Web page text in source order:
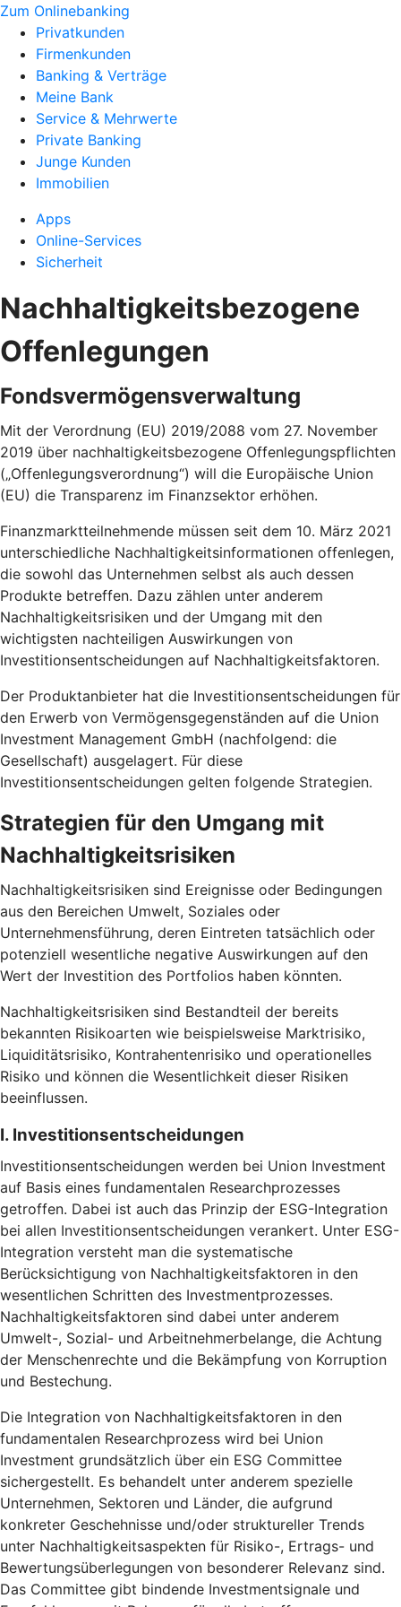
Zum Onlinebanking
Privatkunden
Firmenkunden
Banking & Verträge
Meine Bank
Service & Mehrwerte
Private Banking
Junge Kunden
Immobilien
Apps
Online-Services
Sicherheit
Nachhaltigkeitsbezogene
Offenlegungen
Fondsvermögensverwaltung
Mit der Verordnung (EU) 2019/2088 vom 27. November
2019 über nachhaltigkeitsbezogene Offenlegungspflichten
(„Offenlegungsverordnung“) will die Europäische Union
(EU) die Transparenz im Finanzsektor erhöhen.
Finanzmarktteilnehmende müssen seit dem 10. März 2021
unterschiedliche Nachhaltigkeitsinformationen offenlegen,
die sowohl das Unternehmen selbst als auch dessen
Produkte betreffen. Dazu zählen unter anderem
Nachhaltigkeitsrisiken und der Umgang mit den
wichtigsten nachteiligen Auswirkungen von
Investitionsentscheidungen auf Nachhaltigkeitsfaktoren.
Der Produktanbieter hat die Investitionsentscheidungen für
den Erwerb von Vermögensgegenständen auf die Union
Investment Management GmbH (nachfolgend: die
Gesellschaft) ausgelagert. Für diese
Investitionsentscheidungen gelten folgende Strategien.
Strategien für den Umgang mit
Nachhaltigkeitsrisiken
Nachhaltigkeitsrisiken sind Ereignisse oder Bedingungen
aus den Bereichen Umwelt, Soziales oder
Unternehmensführung, deren Eintreten tatsächlich oder
potenziell wesentliche negative Auswirkungen auf den
Wert der Investition des Portfolios haben könnten.
Nachhaltigkeitsrisiken sind Bestandteil der bereits
bekannten Risikoarten wie beispielsweise Marktrisiko,
Liquiditätsrisiko, Kontrahentenrisiko und operationelles
Risiko und können die Wesentlichkeit dieser Risiken
beeinflussen.
I. Investitionsentscheidungen
Investitionsentscheidungen werden bei Union Investment
auf Basis eines fundamentalen Researchprozesses
getroffen. Dabei ist auch das Prinzip der ESG-Integration
bei allen Investitionsentscheidungen verankert. Unter ESG-
Integration versteht man die systematische
Berücksichtigung von Nachhaltigkeitsfaktoren in den
wesentlichen Schritten des Investmentprozesses.
Nachhaltigkeitsfaktoren sind dabei unter anderem
Umwelt-, Sozial- und Arbeitnehmerbelange, die Achtung
der Menschenrechte und die Bekämpfung von Korruption
und Bestechung.
Die Integration von Nachhaltigkeitsfaktoren in den
fundamentalen Researchprozess wird bei Union
Investment grundsätzlich über ein ESG Committee
sichergestellt. Es behandelt unter anderem spezielle
Unternehmen, Sektoren und Länder, die aufgrund
konkreter Geschehnisse und/oder struktureller Trends
unter Nachhaltigkeitsaspekten für Risiko-, Ertrags- und
Bewertungsüberlegungen von besonderer Relevanz sind.
Das Committee gibt bindende Investmentsignale und